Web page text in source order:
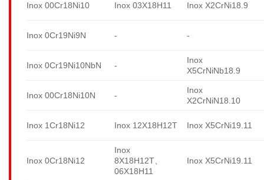
Inox 00Cr18Ni10 Inox 03X18H11 Inox X2CrNi18.9
Inox 0Cr19Ni9N - -
Inox 0Cr19Ni10NbN -
Inox
X5CrNiNb18.9
Inox 00Cr18Ni10N -
Inox
X2CrNiN18.10
Inox 1Cr18Ni12 Inox 12X18H12T Inox X5CrNi19.11
Inox 0Cr18Ni12
Inox
8X18H12T、
06X18H11
Inox X5CrNi19.11